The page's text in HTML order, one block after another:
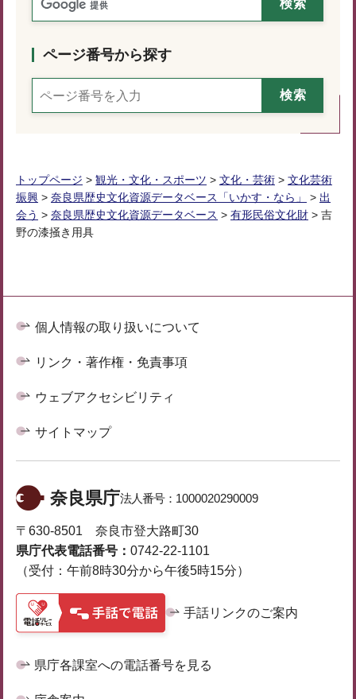
ページ番号から探す
トップページ > 観光・文化・スポーツ > 文化・芸術 > 文化芸術
振興 > 奈良県歴史文化資源データベース「いかす・なら」 > 出
会う > 奈良県歴史文化資源データベース > 有形民俗文化財 > 吉
野の漆掻き用具
個人情報の取り扱いについて
リンク・著作権・免責事項
ウェブアクセシビリティ
サイトマップ
奈良県庁法人番号： 1000020290009
〒630-8501 奈良市登大路町30
県庁代表電話番号： 0742-22-1101
（受付：午前8時30分から午後5時15分）
手話リンクのご案内
県庁各課室への電話番号を見る